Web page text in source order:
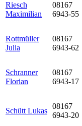
Riesch
Maximilian
08167
6943-55
Rottmüller
Julia
08167
6943-62
Schranner
Florian
08167
6943-17
Schütt Lukas
08167
6943-20